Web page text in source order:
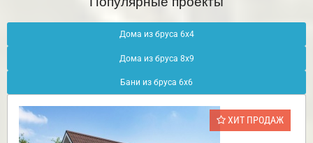
Дома из бруса 6х4
Дома из бруса 8х9
Бани из бруса 6х6
ХИТ ПРОДАЖ